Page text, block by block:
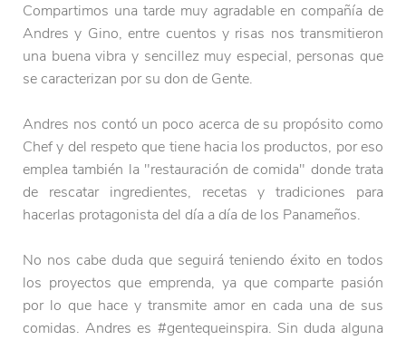
Compartimos una tarde muy agradable en compañía de
Andres y Gino, entre cuentos y risas nos transmitieron
una buena vibra y sencillez muy especial, personas que
se caracterizan por su don de Gente.
Andres nos contó un poco acerca de su propósito como
Chef y del respeto que tiene hacia los productos, por eso
emplea también la "restauración de comida" donde trata
de rescatar ingredientes, recetas y tradiciones para
hacerlas protagonista del día a día de los Panameños.
No nos cabe duda que seguirá teniendo éxito en todos
los proyectos que emprenda, ya que comparte pasión
por lo que hace y transmite amor en cada una de sus
comidas. Andres es #gentequeinspira. Sin duda alguna